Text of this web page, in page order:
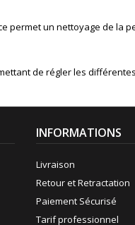
permet un nettoyage de la
de régler les
INFORMATIONS
Livraison
Retour et Retractation
Paiement Sécurisé
Tarif professionnel